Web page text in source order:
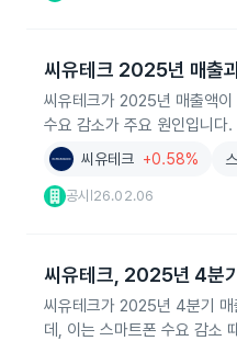
씨유테크 2025년 매출
씨유테크가 2025년 매출액
수요 감소가 주요 원인입니다.
씨유테크 +0.58%
공시 26.02.06
씨유테크, 2025년 4분
씨유테크가 2025년 4분기 매
데, 이는 스마트폰 수요 감소